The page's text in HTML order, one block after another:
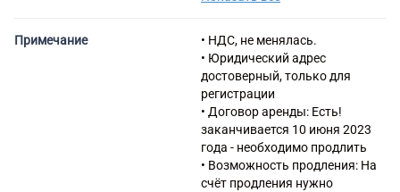
компьютерного программного
обеспечения
62.02 Деятельность
консультативная и работы в
области компьютерных
технологий
63.11 Деятельность по
обработке данных,
предоставление услуг по
Примечание
• НДС, не менялась.
• Юридический адрес
достоверный, только для
регистрации
• Договор аренды: Есть!
заканчивается 10 июня 2023
года - необходимо продлить
• Возможность продления: На
счёт продления нужно